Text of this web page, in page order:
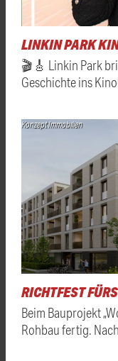
LINKIN PARK
🎬🎸 Linkin Park
Geschichte ins
Konzept Immobilien
RICHTFEST
Beim Bauprojekt
Rohbau fertig.